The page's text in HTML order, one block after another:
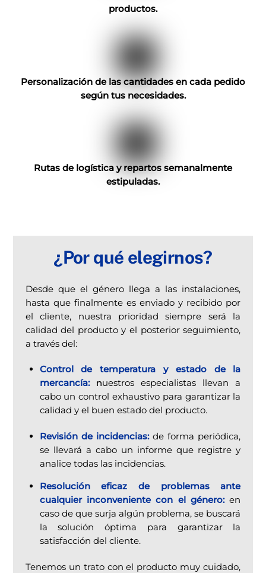
productos.
Personalización de las cantidades en cada pedido
según tus necesidades.
Rutas de logística y repartos semanalmente
estipuladas.
¿Por qué elegirnos?
Desde que el género llega a las instalaciones,
hasta que finalmente es enviado y recibido por
el cliente, nuestra prioridad siempre será la
calidad del producto y el posterior seguimiento,
a través del:
Control de temperatura y estado de la
mercancía:nuestros especialistas llevan a
cabo un control exhaustivo para garantizar la
calidad y el buen estado del producto.
Revisión de incidencias:de forma periódica,
se llevará a cabo un informe que registre y
analice todas las incidencias.
Resolución eficaz de problemas ante
cualquier inconveniente con el género:en
caso de que surja algún problema, se buscará
la solución óptima para garantizar la
satisfacción del cliente.
Tenemos un trato con el producto muy cuidado,